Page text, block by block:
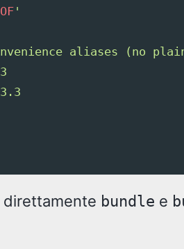
'
aliases (no
direttamente bundle e